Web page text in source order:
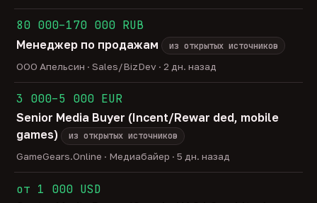
80 000–170 000 RUB
Менеджер по продажам
из открытых источников
ООО Апельсин · Sales/BizDev · 2 дн. назад
3 000–5 000 EUR
Senior Media Buyer (Incent/Rewar ded, mobile
games)
из открытых источников
GameGears.Online · Медиабайер · 5 дн. назад
от 1 000 USD